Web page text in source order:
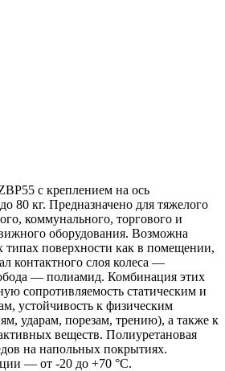
с креплением на ось
80 кг. Предназначено для тяжелого
коммунального, торгового и
оборудования. Возможна
типах поверхности как в помещении,
контактного слоя колеса —
— полиамид. Комбинация этих
сопротивляемость статическим и
устойчивость к физическим
ударам, порезам, трению), а также к
веществ. Полиуретановая
на напольных покрытиях.
— от -20 до +70 °С.